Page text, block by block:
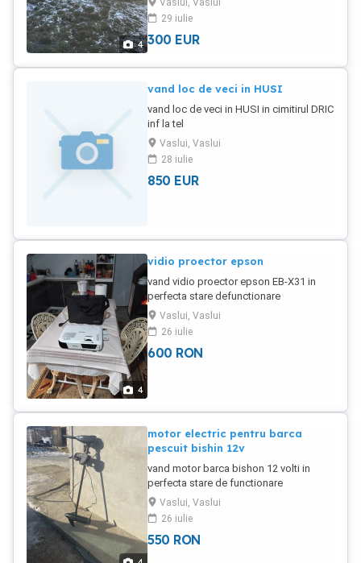
4
Vaslui, Vaslui
29 iulie
300 EUR
vand loc de veci in HUSI
vand loc de veci in HUSI in cimitirul DRIC
inf la tel
Vaslui, Vaslui
28 iulie
850 EUR
4
vidio proector epson
vand vidio proector epson EB-X31 in
perfecta stare defunctionare
provenienta UK.
Vaslui, Vaslui
26 iulie
600 RON
motor electric pentru barca
pescuit bishin 12v
vand motor barca bishon 12 volti in
perfecta stare de functionare
zero7cinci43zeci22patruzecisi5
informatie
Vaslui, Vaslui
26 iulie
550 RON